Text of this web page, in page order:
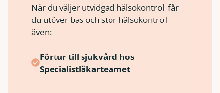
När du väljer utvidgad hälsokontroll får
du utöver bas och stor hälsokontroll
även:
Förtur till sjukvård hos
Specialistläkarteamet